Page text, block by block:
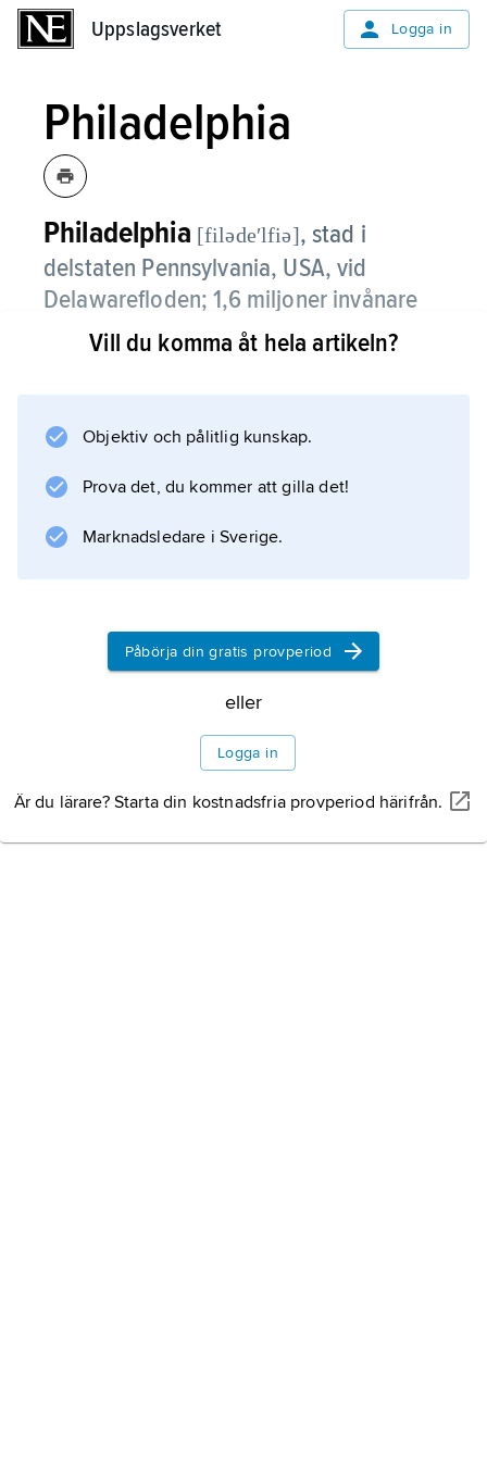
Uppslagsverket Logga in
Philadelphia
Philadelphia [filədeʹlfiə],stad i
delstaten Pennsylvania, USA, vid
Delawarefloden; 1,6 miljoner invånare
(2020), i storstadsregionen (som
Konstverket Love sculture från 1976 av
står utplacerat i Dilworth Park, centrala Philadelphia.
Vill du komma åt hela artikeln?
Objektiv och pålitlig kunskap.
Prova det, du kommer att gilla det!
Marknadsledare i Sverige.
Påbörja din gratis provperiod
eller
Logga in
Är du lärare? Starta din kostnadsfria provperiod härifrån.